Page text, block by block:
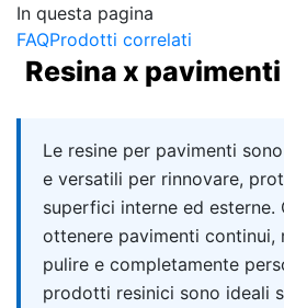
In questa pagina
FAQProdotti correlati
Resina x pavimenti
Quick answer
Le resine per pavimenti
e versatili per rinnovare,
superfici interne ed esterne.
ottenere pavimenti continui,
pulire e completamente
prodotti resinici sono ideali